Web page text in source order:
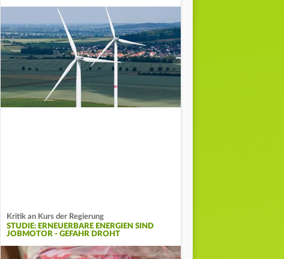
Kritik an Kurs der Regierung
STUDIE: ERNEUERBARE ENERGIEN SIND
JOBMOTOR - GEFAHR DROHT